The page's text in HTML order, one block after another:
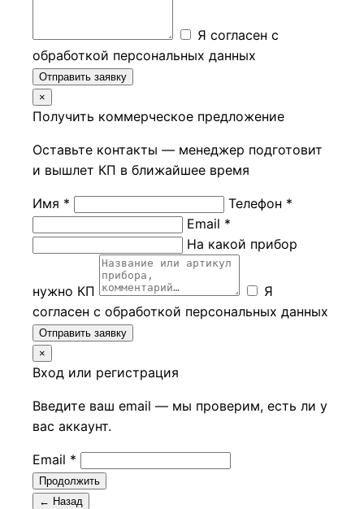
Я согласен с
обработкой персональных данных
Отправить заявку
×
Получить коммерческое предложение
Оставьте контакты — менеджер подготовит
и вышлет КП в ближайшее время
Имя *
Телефон *
Email *
На какой прибор
нужно КП
Я
согласен с обработкой персональных данных
Отправить заявку
×
Вход или регистрация
Введите ваш email — мы проверим, есть ли у
вас аккаунт.
Email *
Продолжить
← Назад